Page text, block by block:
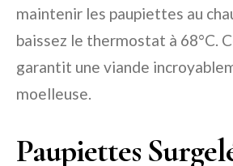
maintenir les paupiettes au
baissez le thermostat à 68°C.
garantit une viande
moelleuse.
Paupiettes